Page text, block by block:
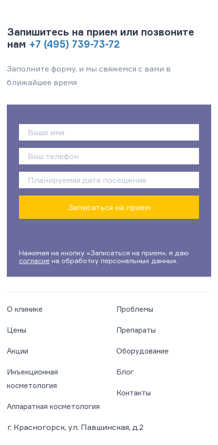
Запишитесь на прием или позвоните
нам +7 (495) 739-73-72
Заполните форму, и мы свяжемся с вами в
ближайшее время
Нажимая на кнопку «Записаться на прием», я даю
согласие на обработку персональных данных.
О клинике
Цены
Акции
Проблемы
Препараты
Оборудование
Инъекционная
косметология
Аппаратная косметология
Блог
Контакты
г. Красногорск, ул. Павшинская, д.2